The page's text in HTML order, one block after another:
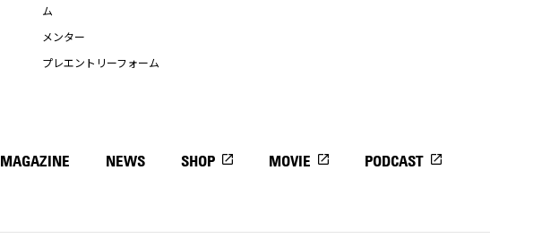
ム
メンター
プレエントリーフォーム
MAGAZINE NEWS SHOP MOVIE PODCAST